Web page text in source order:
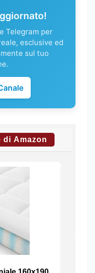
Telegram per
esclusive ed
sul tuo